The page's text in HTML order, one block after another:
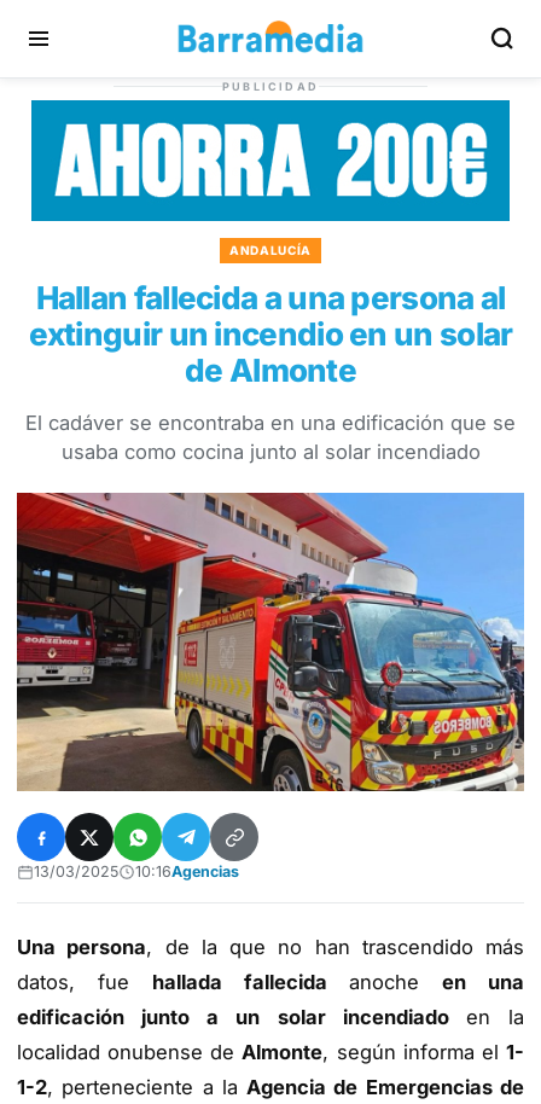
PUBLICIDAD
ANDALUCÍA
Hallan fallecida a una persona al
extinguir un incendio en un solar
de Almonte
El cadáver se encontraba en una edificación que se
usaba como cocina junto al solar incendiado
13/03/2025 10:16Agencias
Una persona, de la que no han trascendido más
datos, fue hallada fallecida anocheen una
edificación junto a un solar incendiado en la
localidad onubense deAlmonte, según informa el1-
1-2, perteneciente a laAgencia de Emergencias de